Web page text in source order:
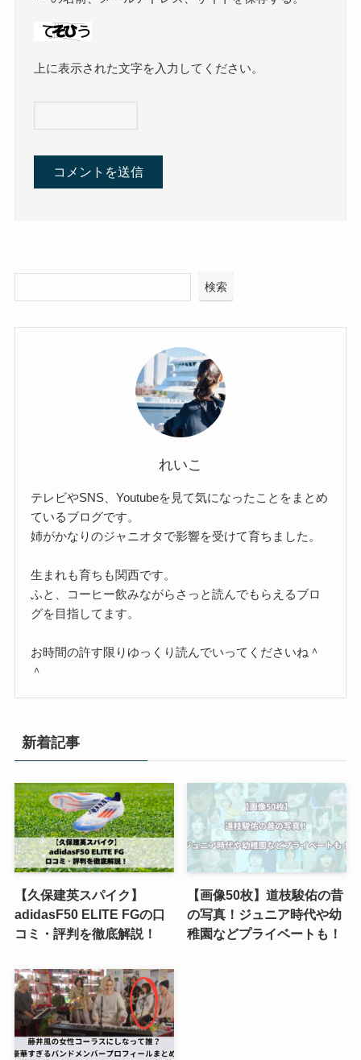
上に表示された文字を入力してください。
検索
れいこ
テレビやSNS、Youtubeを見て気になったことをまとめ
ているブログです。
姉がかなりのジャニオタで影響を受けて育ちました。
生まれも育ちも関西です。
ふと、コーヒー飲みながらさっと読んでもらえるブロ
グを目指してます。
お時間の許す限りゆっくり読んでいってくださいね＾
＾
新着記事
【久保建英スパイク】
adidasF50 ELITE FGの口
コミ・評判を徹底解説！
【画像50枚】道枝駿佑の昔
の写真！ジュニア時代や幼
稚園などプライベートも！